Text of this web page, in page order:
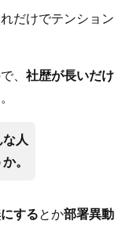
だけでテンション
、 社歴が長いだけ
人
。
するとか部署異動